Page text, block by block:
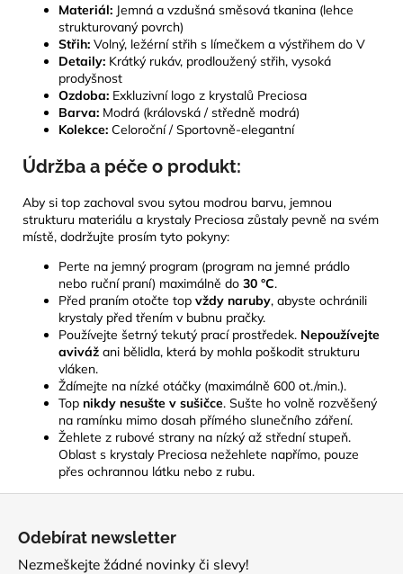
Materiál: Jemná a vzdušná směsová tkanina (lehce
strukturovaný povrch)
Střih: Volný, ležérní střih s límečkem a výstřihem do V
Detaily: Krátký rukáv, prodloužený střih, vysoká
prodyšnost
Ozdoba: Exkluzivní logo z krystalů Preciosa
Barva: Modrá (královská / středně modrá)
Kolekce: Celoroční / Sportovně-elegantní
Údržba a péče o produkt:
Aby si top zachoval svou sytou modrou barvu, jemnou
strukturu materiálu a krystaly Preciosa zůstaly pevně na svém
místě, dodržujte prosím tyto pokyny:
Perte na jemný program (program na jemné prádlo
nebo ruční praní) maximálně do 30 °C.
Před praním otočte top vždy naruby, abyste ochránili
krystaly před třením v bubnu pračky.
Používejte šetrný tekutý prací prostředek. Nepoužívejte
aviváž ani bělidla, která by mohla poškodit strukturu
vláken.
Ždímejte na nízké otáčky (maximálně 600 ot./min.).
Top nikdy nesušte v sušičce. Sušte ho volně rozvěšený
na ramínku mimo dosah přímého slunečního záření.
Žehlete z rubové strany na nízký až střední stupeň.
Oblast s krystaly Preciosa nežehlete napřímo, pouze
přes ochrannou látku nebo z rubu.
Odebírat newsletter
Nezmeškejte žádné novinky či slevy!